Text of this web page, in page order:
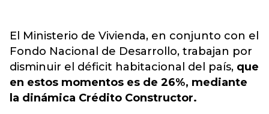
El Ministerio de Vivienda, en conjunto con el
Fondo Nacional de Desarrollo, trabajan por
disminuir el déficit habitacional del país, que
en estos momentos es de 26%, mediante
la dinámica Crédito Constructor.